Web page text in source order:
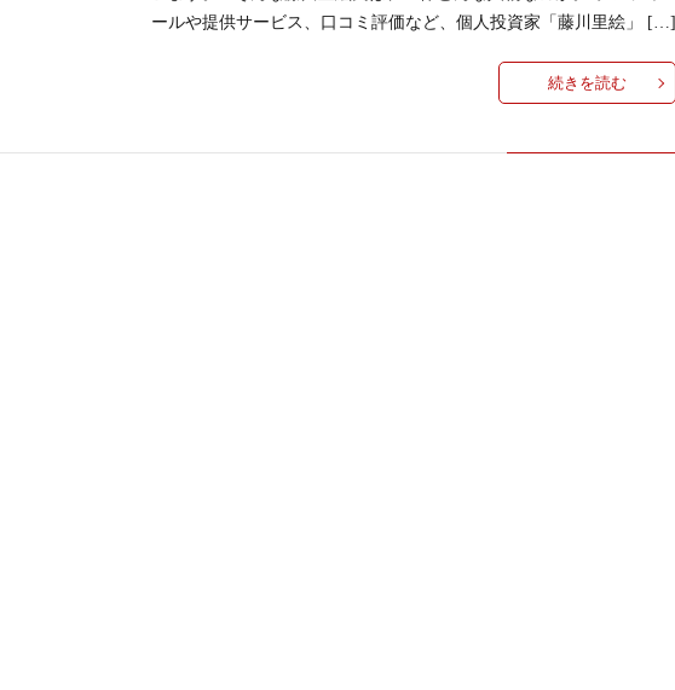
ールや提供サービス、口コミ評価など、個人投資家「藤川里絵」 […]
続きを読む